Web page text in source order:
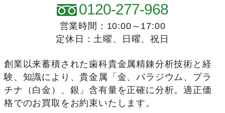
0120-277-968
営業時間：10:00～17:00
定休日：土曜、日曜、祝日
創業以来蓄積された歯科貴金属精錬分析技術と経
験、知識により、貴金属「金、パラジウム、プラ
チナ（白金）、銀」含有量を正確に分析。適正価
格でのお買取をお約束いたします。